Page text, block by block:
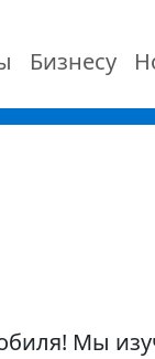
Бизнесу
Мы